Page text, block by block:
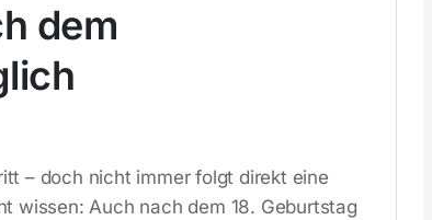
dem
– doch nicht immer folgt direkt eine
wissen: Auch nach dem 18. Geburtstag